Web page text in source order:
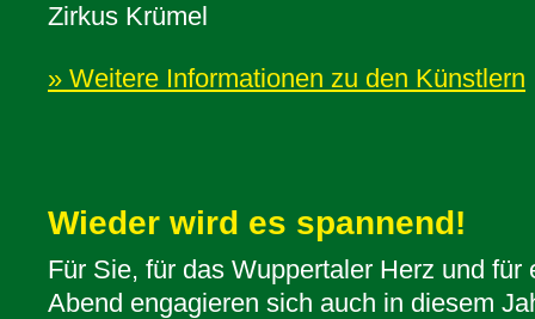
Zirkus Krümel
» Weitere Informationen zu den Künstlern
Wieder wird es spannend!
Für Sie, für das Wuppertaler Herz und für
Abend engagieren sich auch in diesem